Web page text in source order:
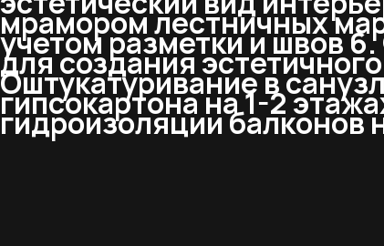
мрамором лестничных
учетом разметки и швов
для создания
Оштукатуривание в
гипсокартона на 1-2
гидроизоляции балконов